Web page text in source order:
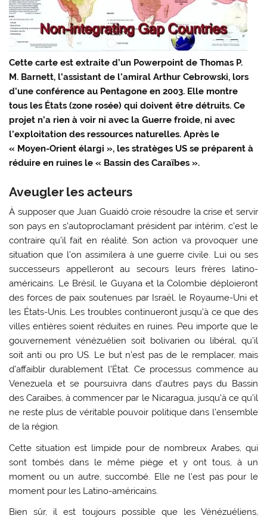
Cette carte est extraite d’un Powerpoint de Thomas P.
M. Barnett, l’assistant de l’amiral Arthur Cebrowski, lors
d’une conférence au Pentagone en 2003. Elle montre
tous les États (zone rosée) qui doivent être détruits. Ce
projet n’a rien à voir ni avec la Guerre froide, ni avec
l’exploitation des ressources naturelles. Après le
« Moyen-Orient élargi », les stratèges US se préparent à
réduire en ruines le « Bassin des Caraïbes ».
Aveugler les acteurs
À supposer que Juan Guaidó croie résoudre la crise et servir
son pays en s’autoproclamant président par intérim, c’est le
contraire qu’il fait en réalité. Son action va provoquer une
situation que l’on assimilera à une guerre civile. Lui ou ses
successeurs appelleront au secours leurs frères latino-
américains. Le Brésil, le Guyana et la Colombie déploieront
des forces de paix soutenues par Israël, le Royaume-Uni et
les États-Unis. Les troubles continueront jusqu’à ce que des
villes entières soient réduites en ruines. Peu importe que le
gouvernement vénézuélien soit bolivarien ou libéral, qu’il
soit anti ou pro US. Le but n’est pas de le remplacer, mais
d’affaiblir durablement l’État. Ce processus commence au
Venezuela et se poursuivra dans d’autres pays du Bassin
des Caraïbes, à commencer par le Nicaragua, jusqu’à ce qu’il
ne reste plus de véritable pouvoir politique dans l’ensemble
de la région.
Cette situation est limpide pour de nombreux Arabes, qui
sont tombés dans le même piège et y ont tous, à un
moment ou un autre, succombé. Elle ne l’est pas pour le
moment pour les Latino-américains.
Bien sûr, il est toujours possible que les Vénézuéliens,